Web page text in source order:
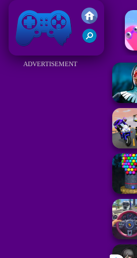
Juegos Friv 2017
ADVERTISEMENT